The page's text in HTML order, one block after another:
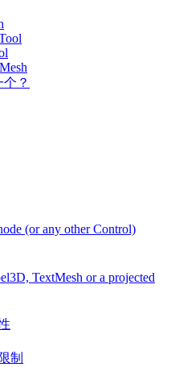
？
(or any other Control)
TextMesh or a projected
制